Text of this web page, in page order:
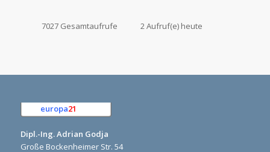
7027 Gesamtaufrufe 2 Aufruf(e) heute
europa21
Dipl.-Ing. Adrian Godja
Große Bockenheimer Str. 54